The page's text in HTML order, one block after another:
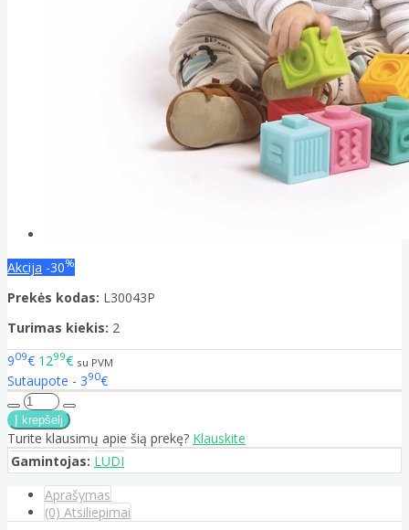
Akcija -30%
Prekės kodas: L30043P
Turimas kiekis: 2
909€ 1299€ su PVM
Sutaupote - 390€
Turite klausimų apie šią prekę? Klauskite
Gamintojas: LUDI
Aprašymas
(0) Atsiliepimai